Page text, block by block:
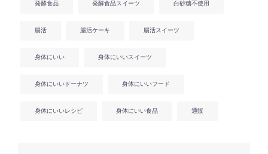
発酵食品 発酵食品スイーツ 白砂糖不使用
腸活 腸活ケーキ 腸活スイーツ
身体にいい 身体にいいスイーツ
身体にいいドーナツ 身体にいいフード
身体にいいレシピ 身体にいい食品 通販